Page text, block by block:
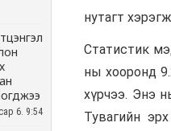
6. 9:54